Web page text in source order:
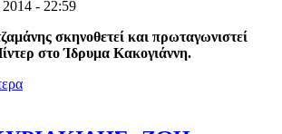
- 22:59
σκηνοθετεί και πρωταγωνιστεί
στο Ίδρυμα Κακογιάννη.